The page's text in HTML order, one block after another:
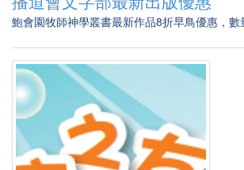
鮑會園牧師神學叢書最新作品8折早鳥優惠，數